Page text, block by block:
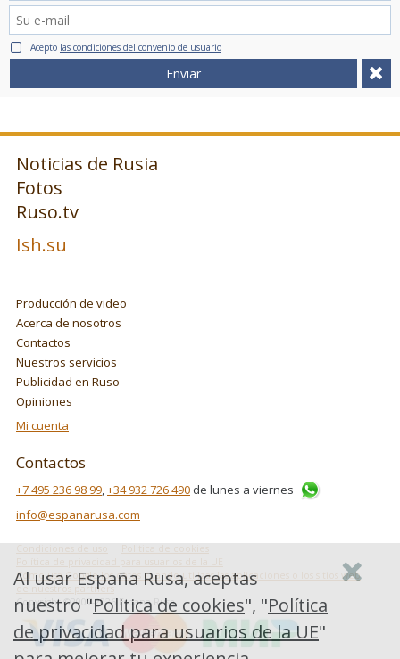
Acepto las condiciones del convenio de usuario
Enviar
Noticias de Rusia
Fotos
Ruso.tv
Ish.su
Producción de video
Acerca de nosotros
Contactos
Nuestros servicios
Publicidad en Ruso
Opiniones
Mi cuenta
Contactos
+7 495 236 98 99 +34 932 726 490 de lunes a viernes
info@espanarusa.com
Politica de cookies
Política de privacidad para usuarios de la UE
Cómo usa Google los datos cuando utilizas las aplicaciones o los sitios web
de nuestros partners
Copyright ©2007-2026 Espana Rusa
Al usar España Rusa, aceptas
nuestro "Politica de cookies", "Política
de privacidad para usuarios de la UE"